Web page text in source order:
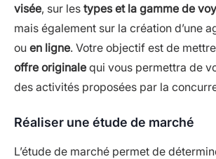
visée, sur les types et la gamme de
mais également sur la création d’une
ou en ligne. Votre objectif est de
offre originale qui vous permettra de
des activités proposées par la
Réaliser une étude de marché
L’étude de marché permet de